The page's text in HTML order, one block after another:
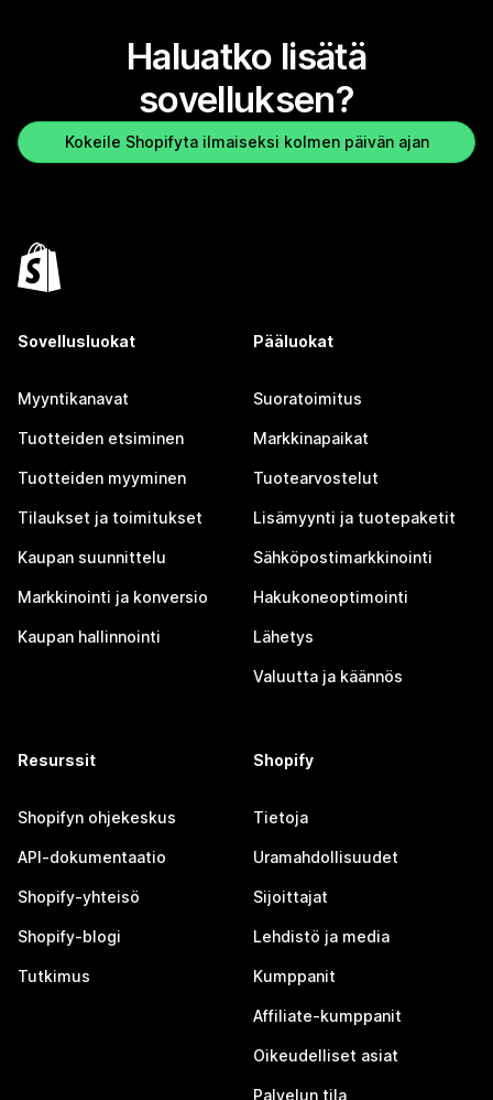
Haluatko lisätä
sovelluksen?
Kokeile Shopifyta ilmaiseksi kolmen päivän ajan
Sovellusluokat
Myyntikanavat
Tuotteiden etsiminen
Tuotteiden myyminen
Tilaukset ja toimitukset
Kaupan suunnittelu
Markkinointi ja konversio
Kaupan hallinnointi
Pääluokat
Suoratoimitus
Markkinapaikat
Tuotearvostelut
Lisämyynti ja tuotepaketit
Sähköpostimarkkinointi
Hakukoneoptimointi
Lähetys
Valuutta ja käännös
Resurssit
Shopifyn ohjekeskus
API-dokumentaatio
Shopify-yhteisö
Shopify-blogi
Tutkimus
Shopify
Tietoja
Uramahdollisuudet
Sijoittajat
Lehdistö ja media
Kumppanit
Affiliate-kumppanit
Oikeudelliset asiat
Palvelun tila